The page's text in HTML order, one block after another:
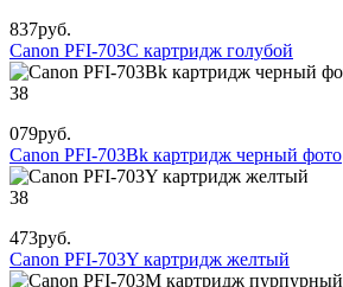
837руб.
Canon PFI-703C картридж голубой
38
079руб.
Canon PFI-703Bk картридж черный фото
38
473руб.
Canon PFI-703Y картридж желтый